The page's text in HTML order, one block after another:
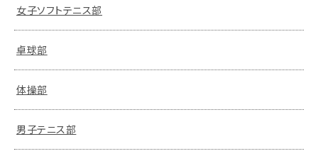
女子ソフトテニス部
卓球部
体操部
男子テニス部